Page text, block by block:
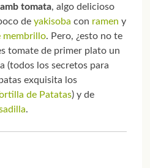
tomata, algo delicioso
de yakisoba con ramen y
membrillo. Pero, ¿esto no te
tomate de primer plato un
(todos los secretos para
exquisita los
de Patatas) y de
.